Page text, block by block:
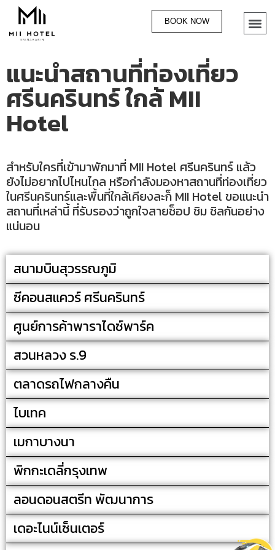
BOOK NOW
แนะนำสถานที่ท่องเที่ยว
ศรีนครินทร์ ใกล้ MII
Hotel
สำหรับใครที่เข้ามาพักมาที่ MII Hotel ศรีนครินทร์ แล้ว
ยังไม่อยากไปไหนไกล หรือกำลังมองหาสถานที่ท่องเที่ยว
ในศรีนครินทร์และพื้นที่ใกล้เคียงละก็ MII Hotel ขอแนะนำ
สถานที่เหล่านี้ ที่รับรองว่าถูกใจสายช็อป ชิม ชิลกันอย่าง
แน่นอน
สนามบินสุวรรณภูมิ
ซีคอนสแควร์​ ศรีนครินทร์
ศูนย์การค้าพาราไดซ์พาร์ค
สวนหลวง ร.9
ตลาดรถไฟกลางคืน
ไบเทค
เมกาบางนา
พิกกะเดลี่กรุงเทพ
ลอนดอนสตรีท พัฒนาการ
เดอะไนน์เซ็นเตอร์